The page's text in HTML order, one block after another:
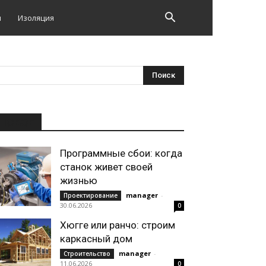
Изоляция
Программные сбои: когда
станок живет своей
жизнью
Проектирование manager -
30.06.2026
0
Хюгге или ранчо: строим
каркасный дом
Строительство manager -
11.06.2026
0